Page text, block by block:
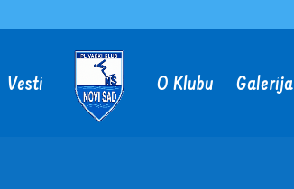
Vesti O Klubu Galerija